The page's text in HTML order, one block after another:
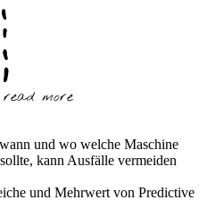
more
und wo welche Maschine
kann Ausfälle vermeiden
und Mehrwert von Predictive